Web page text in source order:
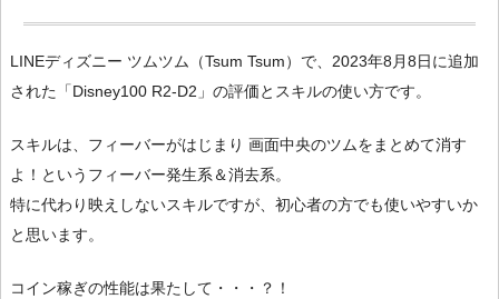
LINEディズニー ツムツム（Tsum Tsum）で、2023年8月8日に追加
された「Disney100 R2-D2」の評価とスキルの使い方です。
スキルは、フィーバーがはじまり 画面中央のツムをまとめて消す
よ！というフィーバー発生系＆消去系。
特に代わり映えしないスキルですが、初心者の方でも使いやすいか
と思います。
コイン稼ぎの性能は果たして・・・？！